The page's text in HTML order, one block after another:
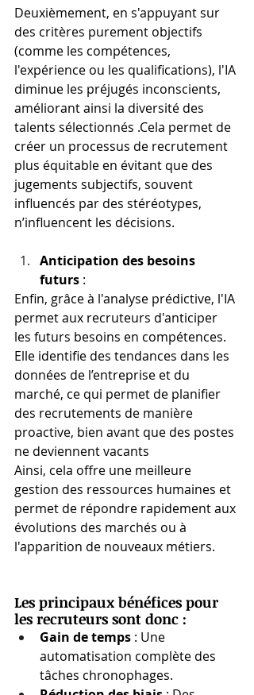
Deuxièmement, en s'appuyant sur
des critères purement objectifs
(comme les compétences,
l'expérience ou les qualifications), l'IA
diminue les préjugés inconscients,
améliorant ainsi la diversité des
talents sélectionnés​ .Cela permet de
créer un processus de recrutement
plus équitable en évitant que des
jugements subjectifs, souvent
influencés par des stéréotypes,
n’influencent les décisions.
Anticipation des besoins
futurs :
Enfin, grâce à l'analyse prédictive, l'IA
permet aux recruteurs d'anticiper
les futurs besoins en compétences.
Elle identifie des tendances dans les
données de l’entreprise et du
marché, ce qui permet de planifier
des recrutements de manière
proactive, bien avant que des postes
ne deviennent vacants​
Ainsi, cela offre une meilleure
gestion des ressources humaines et
permet de répondre rapidement aux
évolutions des marchés ou à
l'apparition de nouveaux métiers.
Les principaux bénéfices pour
les recruteurs sont donc :
Gain de temps : Une
automatisation complète des
tâches chronophages.